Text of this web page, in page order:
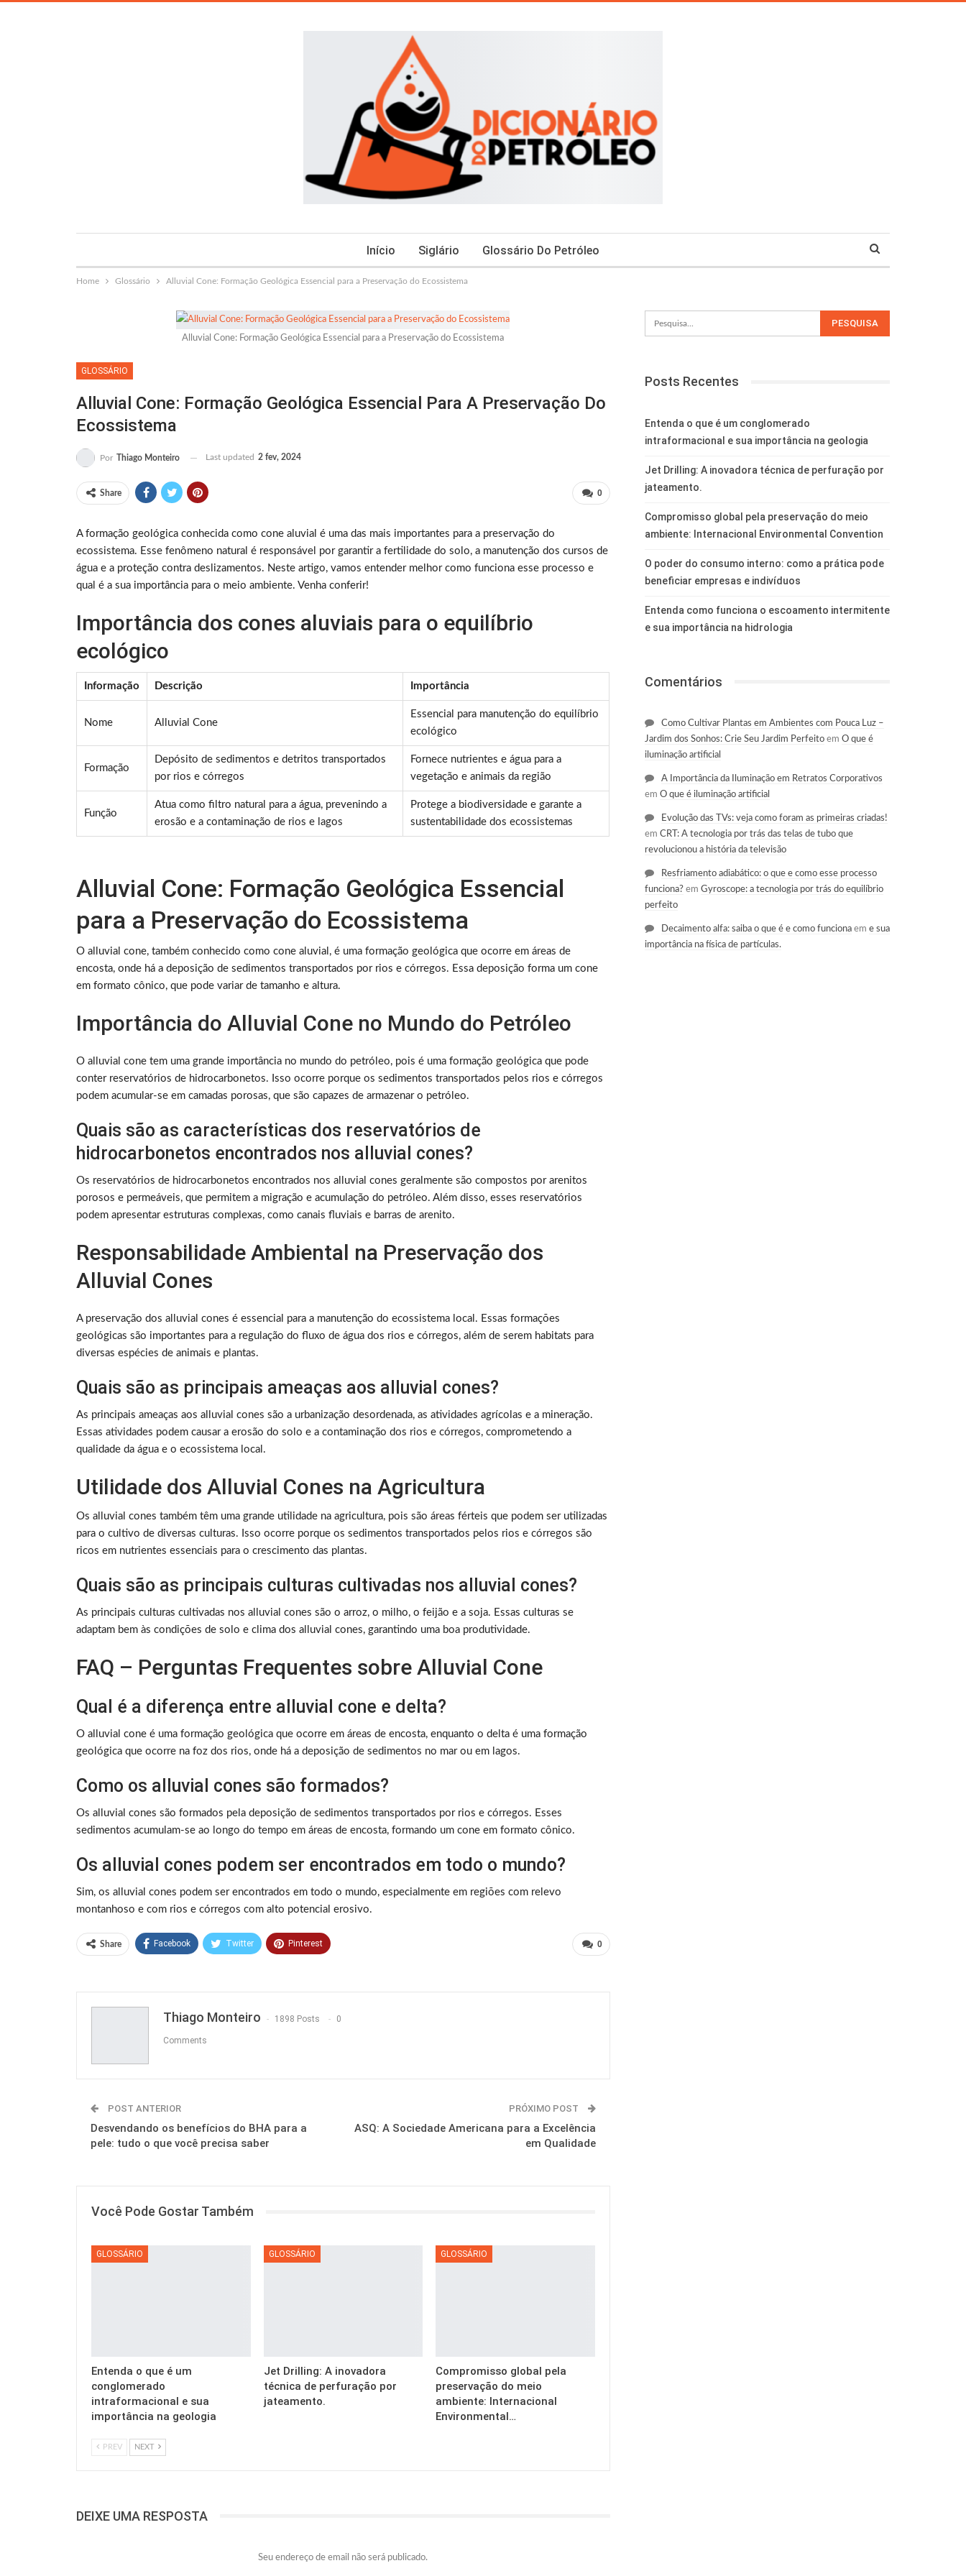
Início Siglário Glossário Do Petróleo
Home Glossário Alluvial Cone: Formação Geológica Essencial para a Preservação do Ecossistema
Alluvial Cone: Formação Geológica Essencial para a Preservação do Ecossistema
GLOSSÁRIO
Alluvial Cone: Formação Geológica Essencial Para A Preservação Do
Ecossistema
Por Thiago Monteiro Last updated 2 fev, 2024
0
Share
A formação geológica conhecida como cone aluvial é uma das mais importantes para a preservação do
ecossistema. Esse fenômeno natural é responsável por garantir a fertilidade do solo, a manutenção dos cursos de
água e a proteção contra deslizamentos. Neste artigo, vamos entender melhor como funciona esse processo e
qual é a sua importância para o meio ambiente. Venha conferir!
Importância dos cones aluviais para o equilíbrio
ecológico
Informação Descrição Importância
Nome Alluvial Cone
Essencial para manutenção do equilíbrio
ecológico
Formação
Depósito de sedimentos e detritos transportados
por rios e córregos
Fornece nutrientes e água para a
vegetação e animais da região
Função
Atua como filtro natural para a água, prevenindo a
erosão e a contaminação de rios e lagos
Protege a biodiversidade e garante a
sustentabilidade dos ecossistemas
Alluvial Cone: Formação Geológica Essencial
para a Preservação do Ecossistema
O alluvial cone, também conhecido como cone aluvial, é uma formação geológica que ocorre em áreas de
encosta, onde há a deposição de sedimentos transportados por rios e córregos. Essa deposição forma um cone
em formato cônico, que pode variar de tamanho e altura.
Importância do Alluvial Cone no Mundo do Petróleo
O alluvial cone tem uma grande importância no mundo do petróleo, pois é uma formação geológica que pode
conter reservatórios de hidrocarbonetos. Isso ocorre porque os sedimentos transportados pelos rios e córregos
podem acumular-se em camadas porosas, que são capazes de armazenar o petróleo.
Quais são as características dos reservatórios de
hidrocarbonetos encontrados nos alluvial cones?
Os reservatórios de hidrocarbonetos encontrados nos alluvial cones geralmente são compostos por arenitos
porosos e permeáveis, que permitem a migração e acumulação do petróleo. Além disso, esses reservatórios
podem apresentar estruturas complexas, como canais fluviais e barras de arenito.
Responsabilidade Ambiental na Preservação dos
Alluvial Cones
A preservação dos alluvial cones é essencial para a manutenção do ecossistema local. Essas formações
geológicas são importantes para a regulação do fluxo de água dos rios e córregos, além de serem habitats para
diversas espécies de animais e plantas.
Quais são as principais ameaças aos alluvial cones?
As principais ameaças aos alluvial cones são a urbanização desordenada, as atividades agrícolas e a mineração.
Essas atividades podem causar a erosão do solo e a contaminação dos rios e córregos, comprometendo a
qualidade da água e o ecossistema local.
Utilidade dos Alluvial Cones na Agricultura
Os alluvial cones também têm uma grande utilidade na agricultura, pois são áreas férteis que podem ser utilizadas
para o cultivo de diversas culturas. Isso ocorre porque os sedimentos transportados pelos rios e córregos são
ricos em nutrientes essenciais para o crescimento das plantas.
Quais são as principais culturas cultivadas nos alluvial cones?
As principais culturas cultivadas nos alluvial cones são o arroz, o milho, o feijão e a soja. Essas culturas se
adaptam bem às condições de solo e clima dos alluvial cones, garantindo uma boa produtividade.
FAQ – Perguntas Frequentes sobre Alluvial Cone
Qual é a diferença entre alluvial cone e delta?
O alluvial cone é uma formação geológica que ocorre em áreas de encosta, enquanto o delta é uma formação
geológica que ocorre na foz dos rios, onde há a deposição de sedimentos no mar ou em lagos.
Como os alluvial cones são formados?
Os alluvial cones são formados pela deposição de sedimentos transportados por rios e córregos. Esses
sedimentos acumulam-se ao longo do tempo em áreas de encosta, formando um cone em formato cônico.
Os alluvial cones podem ser encontrados em todo o mundo?
Sim, os alluvial cones podem ser encontrados em todo o mundo, especialmente em regiões com relevo
montanhoso e com rios e córregos com alto potencial erosivo.
0
Share Facebook Twitter Pinterest
Thiago Monteiro 1898 Posts 0
Comments
POST ANTERIOR
Desvendando os benefícios do BHA para a
pele: tudo o que você precisa saber
PRÓXIMO POST
ASQ: A Sociedade Americana para a Excelência
em Qualidade
Você Pode Gostar Também
GLOSSÁRIO
Entenda o que é um
conglomerado
intraformacional e sua
importância na geologia
GLOSSÁRIO
Jet Drilling: A inovadora
técnica de perfuração por
jateamento.
GLOSSÁRIO
Compromisso global pela
preservação do meio
ambiente: Internacional
Environmental…
PREV NEXT
DEIXE UMA RESPOSTA
Seu endereço de email não será publicado.
Posts Recentes
Entenda o que é um conglomerado
intraformacional e sua importância na geologia
Jet Drilling: A inovadora técnica de perfuração por
jateamento.
Compromisso global pela preservação do meio
ambiente: Internacional Environmental Convention
O poder do consumo interno: como a prática pode
beneficiar empresas e indivíduos
Entenda como funciona o escoamento intermitente
e sua importância na hidrologia
Comentários
Como Cultivar Plantas em Ambientes com Pouca Luz –
Jardim dos Sonhos: Crie Seu Jardim Perfeitoem O que é
iluminação artificial
A Importância da Iluminação em Retratos Corporativos
em O que é iluminação artificial
Evolução das TVs: veja como foram as primeiras criadas!
em CRT: A tecnologia por trás das telas de tubo que
revolucionou a história da televisão
Resfriamento adiabático: o que e como esse processo
funciona?em Gyroscope: a tecnologia por trás do equilíbrio
perfeito
Decaimento alfa: saiba o que é e como funcionaem e sua
importância na física de partículas.